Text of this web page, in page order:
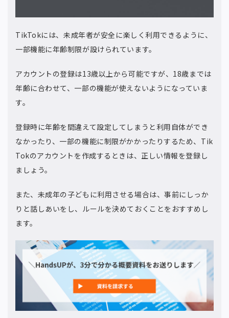
TikTokには、未成年者が安全に楽しく利用できるように、
一部機能に年齢制限が設けられています。
アカウントの登録は13歳以上から可能ですが、18歳までは
年齢に合わせて、一部の機能が使えないようになっていま
す。
登録時に年齢を間違えて設定してしまうと利用自体ができ
なかったり、一部の機能に制限がかかったりするため、Tik
Tokのアカウントを作成するときは、正しい情報を登録し
ましょう。
また、未成年の子どもに利用させる場合は、事前にしっか
りと話しあいをし、ルールを決めておくことをおすすめし
ます。